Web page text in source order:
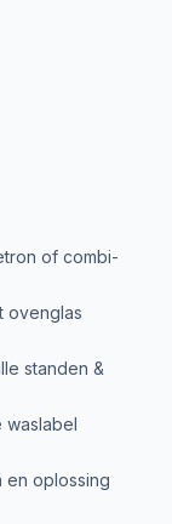
of combi-
ovenglas
standen &
waslabel
en oplossing